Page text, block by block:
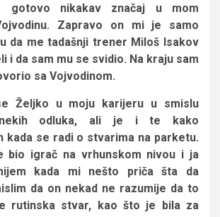
gotovo nikakav značaj u mom
Zapravo on mi je samo
da me tadašnji trener Miloš Isakov
i da sam mu se svidio. Na kraju sam
sa Vojvodinom.
Željko u moju karijeru u smislu
nekih odluka, ali je i te kako
kada se radi o stvarima na parketu.
bio igrač na vrhunskom nivou i ja
kada mi nešto priča šta da
da on nekad ne razumije da to
rutinska stvar, kao što je bila za